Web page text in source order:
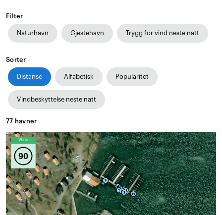
Filter
Naturhavn Gjestehavn Trygg for vind neste natt
Sorter
Distanse Alfabetisk Popularitet
Vindbeskyttelse neste natt
77 havner
Wind
90